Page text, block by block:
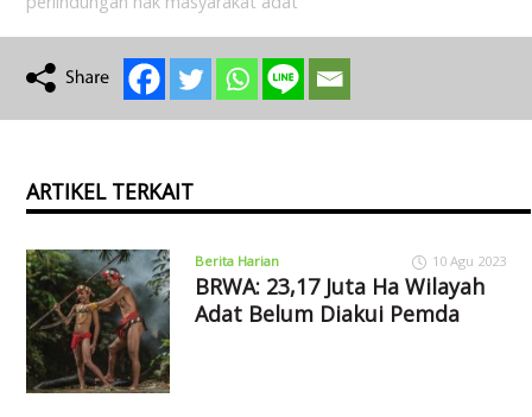
ARTIKEL TERKAIT
Berita Harian 10 Agu 2023
BRWA: 23,17 Juta Ha Wilayah
Adat Belum Diakui Pemda